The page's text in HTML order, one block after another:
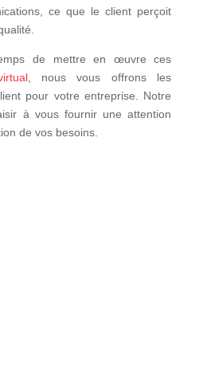
ce que le client perçoit
de mettre en œuvre ces
, nous vous offrons les
pour votre entreprise. Notre
à vous fournir une attention
de vos besoins.